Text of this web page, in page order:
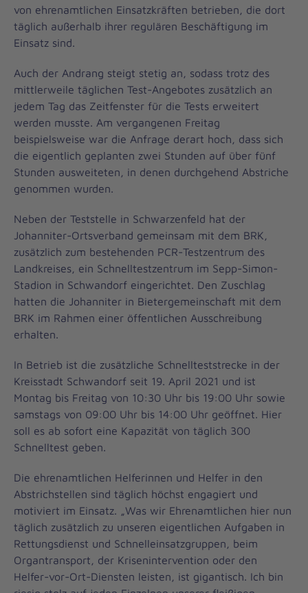
von ehrenamtlichen Einsatzkräften betrieben, die dort
täglich außerhalb ihrer regulären Beschäftigung im
Einsatz sind.
Auch der Andrang steigt stetig an, sodass trotz des
mittlerweile täglichen Test-Angebotes zusätzlich an
jedem Tag das Zeitfenster für die Tests erweitert
werden musste. Am vergangenen Freitag
beispielsweise war die Anfrage derart hoch, dass sich
die eigentlich geplanten zwei Stunden auf über fünf
Stunden ausweiteten, in denen durchgehend Abstriche
genommen wurden.
Neben der Teststelle in Schwarzenfeld hat der
Johanniter-Ortsverband gemeinsam mit dem BRK,
zusätzlich zum bestehenden PCR-Testzentrum des
Landkreises, ein Schnelltestzentrum im Sepp-Simon-
Stadion in Schwandorf eingerichtet. Den Zuschlag
hatten die Johanniter in Bietergemeinschaft mit dem
BRK im Rahmen einer öffentlichen Ausschreibung
erhalten.
In Betrieb ist die zusätzliche Schnellteststrecke in der
Kreisstadt Schwandorf seit 19. April 2021 und ist
Montag bis Freitag von 10:30 Uhr bis 19:00 Uhr sowie
samstags von 09:00 Uhr bis 14:00 Uhr geöffnet. Hier
soll es ab sofort eine Kapazität von täglich 300
Schnelltest geben.
Die ehrenamtlichen Helferinnen und Helfer in den
Abstrichstellen sind täglich höchst engagiert und
motiviert im Einsatz. „Was wir Ehrenamtlichen hier nun
täglich zusätzlich zu unseren eigentlichen Aufgaben in
Rettungsdienst und Schnelleinsatzgruppen, beim
Organtransport, der Krisenintervention oder den
Helfer-vor-Ort-Diensten leisten, ist gigantisch. Ich bin